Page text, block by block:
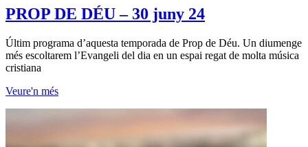
PROP DE DÉU – 30 juny 24
Últim programa d’aquesta temporada de Prop de Déu. Un diumenge
més escoltarem l’Evangeli del dia en un espai regat de molta música
cristiana
Veure'n més